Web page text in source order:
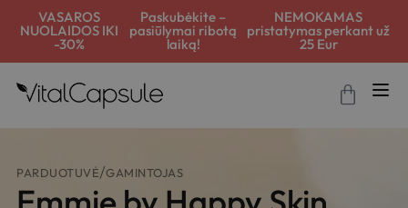
VASAROS
NUOLAIDOS IKI
-30%
Paskubėkite –
pasiūlymai ribotą
laiką!
NEMOKAMAS
pristatymas perkant už
25 Eur
PARDUOTUVĖ GAMINTOJAS